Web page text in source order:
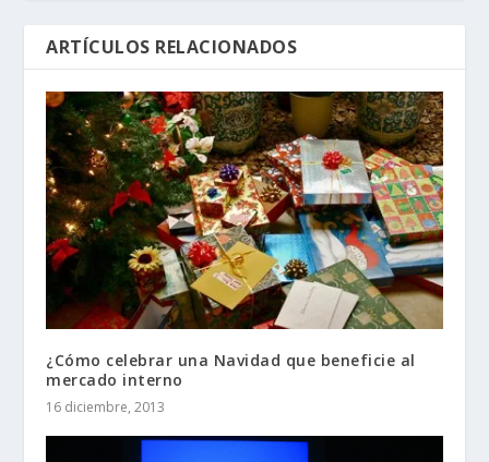
ARTÍCULOS RELACIONADOS
¿Cómo celebrar una Navidad que beneficie al
mercado interno
16 diciembre, 2013